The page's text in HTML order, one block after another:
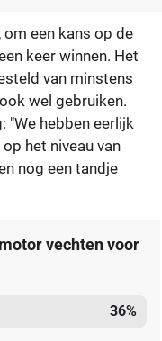
om een kans op de
keer winnen. Het
van minstens
wel gebruiken.
hebben eerlijk
het niveau van
nog een tandje
vechten voor
36%